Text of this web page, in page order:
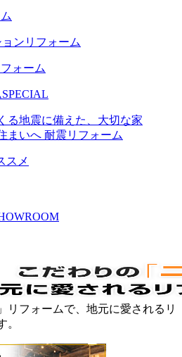
ォーム
SPECIAL
スメ